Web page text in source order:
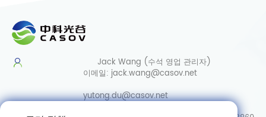
Jack Wang (수석 영업 관리자)
이메일: jack.wang@casov.net
yutong.du@casov.net